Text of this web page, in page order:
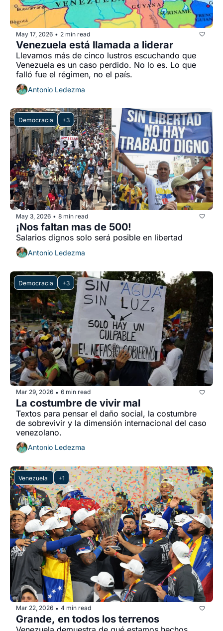
May 17, 2026 • 2 min read
Venezuela está llamada a liderar
Llevamos más de cinco lustros escuchando que
Venezuela es un caso perdido. No lo es. Lo que
falló fue el régimen, no el país.
Antonio Ledezma
Democracia +3
May 3, 2026 • 8 min read
¡Nos faltan mas de 500!
Salarios dignos solo será posible en libertad
Antonio Ledezma
Democracia +3
Mar 29, 2026 • 6 min read
La costumbre de vivir mal
Textos para pensar el daño social, la costumbre
de sobrevivir y la dimensión internacional del caso
venezolano.
Antonio Ledezma
Venezuela +1
Mar 22, 2026 • 4 min read
Grande, en todos los terrenos